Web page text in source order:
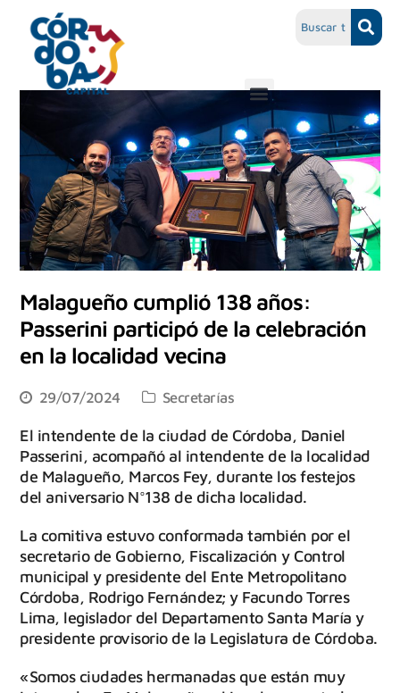
Malagueño cumplió 138 años:
Passerini participó de la celebración
en la localidad vecina
29/07/2024 Secretarías
El intendente de la ciudad de Córdoba, Daniel
Passerini, acompañó al intendente de la localidad
de Malagueño, Marcos Fey, durante los festejos
del aniversario N°138 de dicha localidad.
La comitiva estuvo conformada también por el
secretario de Gobierno, Fiscalización y Control
municipal y presidente del Ente Metropolitano
Córdoba, Rodrigo Fernández; y Facundo Torres
Lima, legislador del Departamento Santa María y
presidente provisorio de la Legislatura de Córdoba.
«Somos ciudades hermanadas que están muy